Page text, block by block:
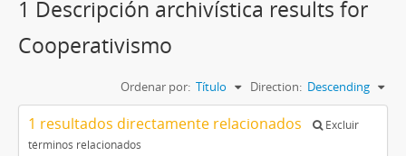
1 Descripción archivística results for
Cooperativismo
Ordenar por: Título Direction: Descending
1 resultados directamente relacionados
Excluir
términos relacionados